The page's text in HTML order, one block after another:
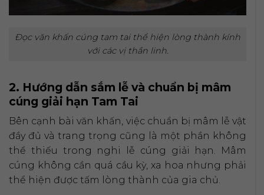
Đọc văn khấn cúng tam tai thể hiện lòng thành kính
với các vị thần linh.
2. Hướng dẫn sắm lễ và chuẩn bị mâm
cúng giải hạn Tam Tai
Bên cạnh bài văn khấn, việc chuẩn bị mâm lễ vật
đầy đủ và trang trọng cũng là một phần không
thể thiếu trong nghi lễ cúng giải hạn. Mâm
cúng không cần quá cầu kỳ, xa hoa nhưng phải
thể hiện được tấm lòng thành của gia chủ.